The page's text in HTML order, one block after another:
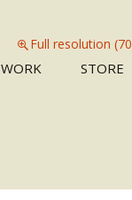
WORK STORE
Full resolution